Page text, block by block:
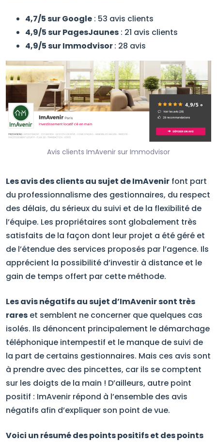
4,7/5 sur Google : 53 avis clients
4,9/5 sur PagesJaunes : 21 avis clients
4,9/5 sur Immodvisor: 28 avis
Avis clients ImAvenir sur Immodvisor
Les avis des clients au sujet de ImAvenir font part
du professionnalisme des gestionnaires, du respect
des délais, du sérieux du suivi et de la flexibilité de
l’équipe. Les propriétaires sont globalement très
satisfaits de la façon dont leur projet a été géré et
de l’étendue des services proposés par l’agence. Ils
apprécient la possibilité d’investir à distance et le
gain de temps offert par cette méthode.
Les avis négatifs au sujet d’ImAvenir sont très
rares et semblent ne concerner que quelques cas
isolés. Ils dénoncent principalement le démarchage
téléphonique intempestif et le manque de suivi de
la part de certains gestionnaires. Mais ces avis sont
à prendre avec des pincettes, car ils se comptent
sur les doigts de la main ! D’ailleurs, autre point
positif : ImAvenir répond à l’ensemble des avis
négatifs afin d’expliquer son point de vue.
Voici un résumé des points positifs et des points